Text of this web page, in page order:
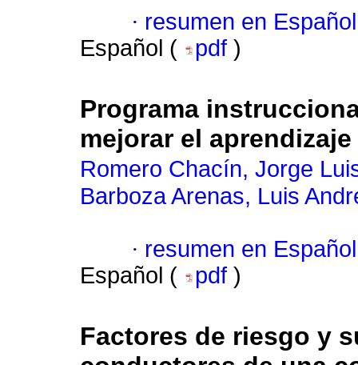
· resumen en Español
Español (
pdf )
Programa
mejorar el
Romero Chacín, Jorge
Barboza Arenas, Luis
· resumen en Español
Español (
pdf )
Factores de riesgo y